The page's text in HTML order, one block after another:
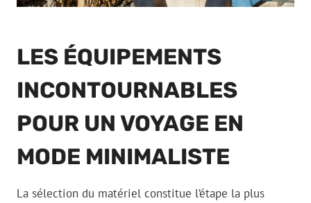
LES ÉQUIPEMENTS
INCONTOURNABLES
POUR UN VOYAGE EN
MODE MINIMALISTE
La sélection du matériel constitue l’étape la plus